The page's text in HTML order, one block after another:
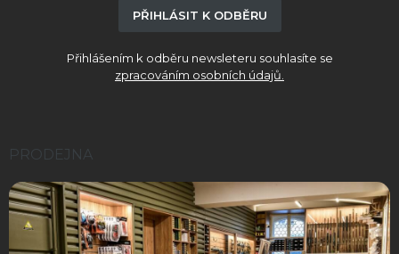
PŘIHLÁSIT K ODBĚRU
Přihlášením k odběru newsleteru souhlasíte se
zpracováním osobních údajů.
PRODEJNA